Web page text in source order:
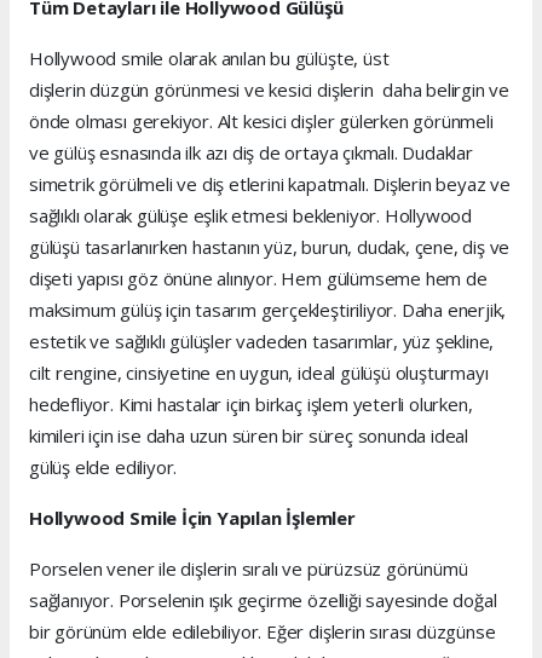
Tüm Detayları ile Hollywood Gülüşü
Hollywood smile olarak anılan bu gülüşte, üst
dişlerin düzgün görünmesi ve kesici dişlerin daha belirgin ve
önde olması gerekiyor. Alt kesici dişler gülerken görünmeli
ve gülüş esnasında ilk azı diş de ortaya çıkmalı. Dudaklar
simetrik görülmeli ve diş etlerini kapatmalı. Dişlerin beyaz ve
sağlıklı olarak gülüşe eşlik etmesi bekleniyor. Hollywood
gülüşü tasarlanırken hastanın yüz, burun, dudak, çene, diş ve
dişeti yapısı göz önüne alınıyor. Hem gülümseme hem de
maksimum gülüş için tasarım gerçekleştiriliyor. Daha enerjik,
estetik ve sağlıklı gülüşler vadeden tasarımlar, yüz şekline,
cilt rengine, cinsiyetine en uygun, ideal gülüşü oluşturmayı
hedefliyor. Kimi hastalar için birkaç işlem yeterli olurken,
kimileri için ise daha uzun süren bir süreç sonunda ideal
gülüş elde ediliyor.
Hollywood Smile İçin Yapılan İşlemler
Porselen vener ile dişlerin sıralı ve pürüzsüz görünümü
sağlanıyor. Porselenin ışık geçirme özelliği sayesinde doğal
bir görünüm elde edilebiliyor. Eğer dişlerin sırası düzgünse